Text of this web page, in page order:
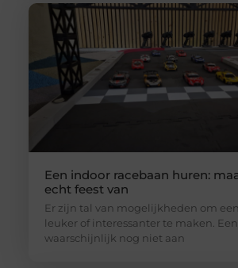
Een indoor racebaan huren:
echt feest van
Er zijn tal van mogelijkheden om
leuker of interessanter te maken.
waarschijnlijk nog niet aan